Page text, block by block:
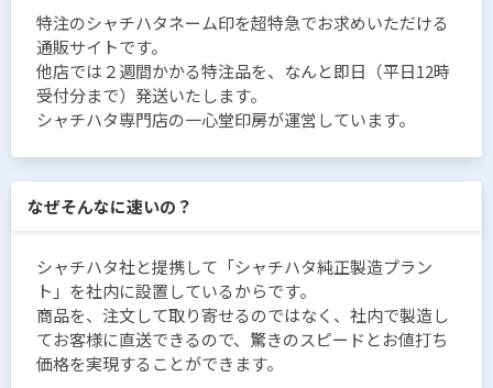
特注のシャチハタネーム印を超特急でお求めいただける
通販サイトです。
他店では２週間かかる特注品を、なんと即日（平日12時
受付分まで）発送いたします。
シャチハタ専門店の一心堂印房が運営しています。
なぜそんなに速いの？
シャチハタ社と提携して「シャチハタ純正製造プラン
ト」を社内に設置しているからです。
商品を、注文して取り寄せるのではなく、社内で製造し
てお客様に直送できるので、驚きのスピードとお値打ち
価格を実現することができます。